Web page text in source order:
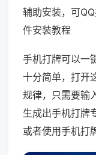
辅助安装，可
件安装教程
手机打牌可以一
十分简单，打开
规律，只需要输
生成出手机打牌
或者使用手机打